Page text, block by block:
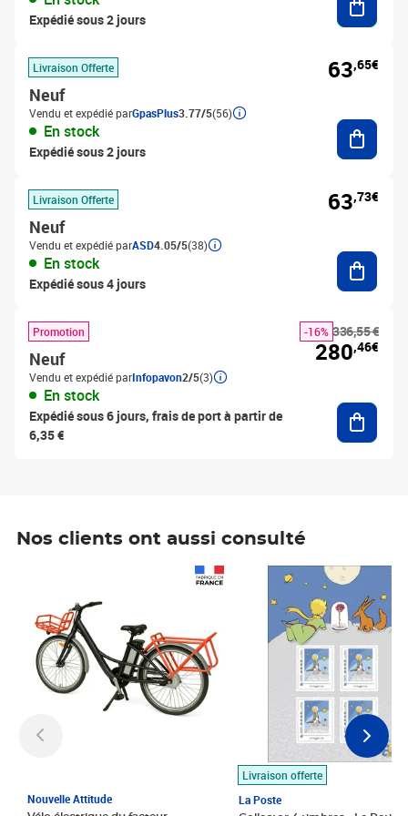
Expédié sous 2 jours
Livraison Offerte
Neuf
Vendu et expédié parGpasPlus3.77/5(56)
En stock
Expédié sous 2 jours
63,65€
Livraison Offerte
Neuf
Vendu et expédié parASD4.05/5(38)
En stock
Expédié sous 4 jours
63,73€
Promotion
Neuf
Vendu et expédié parInfopavon2/5(3)
En stock
Expédié sous 6 jours, frais de port à partir de
6,35 €
336,55 €
-16%
280,46€
Nos clients ont aussi consulté
Nouvelle Attitude
Livraison offerte
La Poste
Prix 7,50€